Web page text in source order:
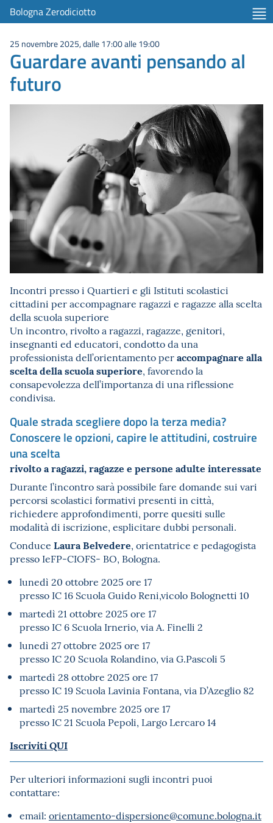
Bologna Zerodiciotto
25 novembre 2025, dalle 17:00 alle 19:00
Guardare avanti pensando al
futuro
Incontri presso i Quartieri e gli Istituti scolastici
cittadini per accompagnare ragazzi e ragazze alla scelta
della scuola superiore
Un incontro, rivolto a ragazzi, ragazze, genitori,
insegnanti ed educatori, condotto da una
professionista dell’orientamento peraccompagnare alla
scelta della scuola superiore, favorendo la
consapevolezza dell’importanza di una riflessione
condivisa.
Quale strada scegliere dopo la terza media?
Conoscere le opzioni, capire le attitudini, costruire
una scelta
rivolto a ragazzi, ragazze e persone adulte interessate
Durante l’incontro sarà possibile fare domande sui vari
percorsi scolastici formativi presenti in città,
richiedere approfondimenti, porre quesiti sulle
modalità di iscrizione, esplicitare dubbi personali.
Conduce Laura Belvedere, orientatrice e pedagogista
presso IeFP-CIOFS- BO, Bologna.
lunedì 20 ottobre 2025 ore 17
presso IC 16 Scuola Guido Reni,vicolo Bolognetti 10
martedì 21 ottobre 2025 ore 17
presso IC 6 Scuola Irnerio, via A. Finelli 2
lunedì 27 ottobre 2025 ore 17
presso IC 20 Scuola Rolandino, via G.Pascoli 5
martedì 28 ottobre 2025 ore 17
presso IC 19 Scuola Lavinia Fontana, via D’Azeglio 82
martedì 25 novembre 2025 ore 17
presso IC 21 Scuola Pepoli, Largo Lercaro 14
Iscriviti QUI
Per ulteriori informazioni sugli incontri puoi
contattare:
email: orientamento-dispersione@comune.bologna.it